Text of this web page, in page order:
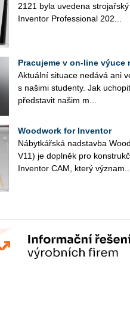
2121 byla uve­de­na
In­ven­tor Pro­fes­si­o­nal 202...
Pracujeme v on-line výuce
Ak­tu­ál­ní si­tu­a­ce ne­dá­vá ani
s na­ši­mi stu­den­ty. Jak
před­sta­vit našim m...
Woodwork for Inventor
Ná­byt­kář­ská nad­stav­ba
V11) je do­pl­něk pro
In­ven­tor CAM, který vý­znam­...